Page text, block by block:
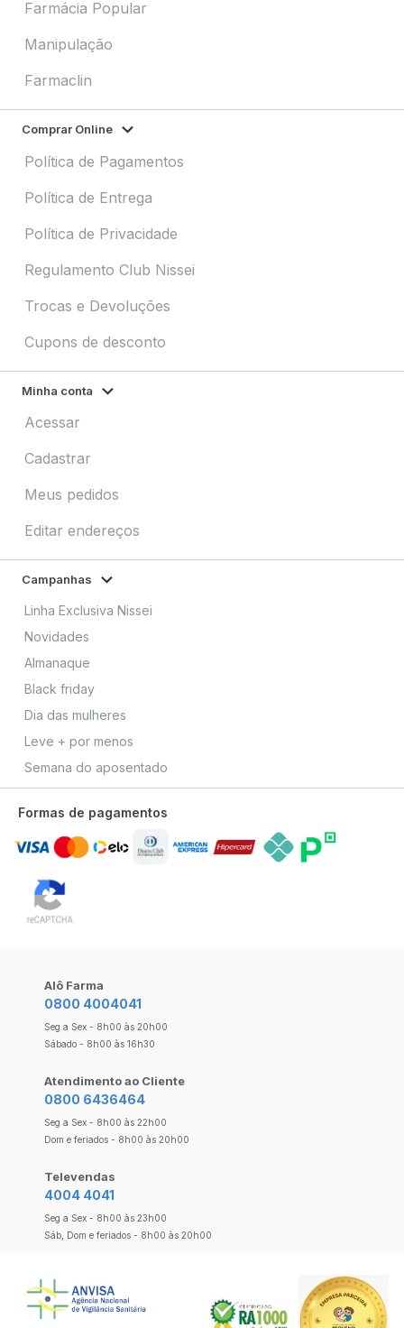
Farmácia Popular
Manipulação
Farmaclin
Comprar Online
Política de Pagamentos
Política de Entrega
Política de Privacidade
Regulamento Club Nissei
Trocas e Devoluções
Cupons de desconto
Minha conta
Acessar
Cadastrar
Meus pedidos
Editar endereços
Campanhas
Linha Exclusiva Nissei
Novidades
Almanaque
Black friday
Dia das mulheres
Leve + por menos
Semana do aposentado
Formas de pagamentos
Alô Farma
0800 4004041
Seg a Sex - 8h00 às 20h00
Sábado - 8h00 às 16h30
Atendimento ao Cliente
0800 6436464
Seg a Sex - 8h00 às 22h00
Dom e feriados - 8h00 às 20h00
Televendas
4004 4041
Seg a Sex - 8h00 às 23h00
Sáb, Dom e feriados - 8h00 às 20h00